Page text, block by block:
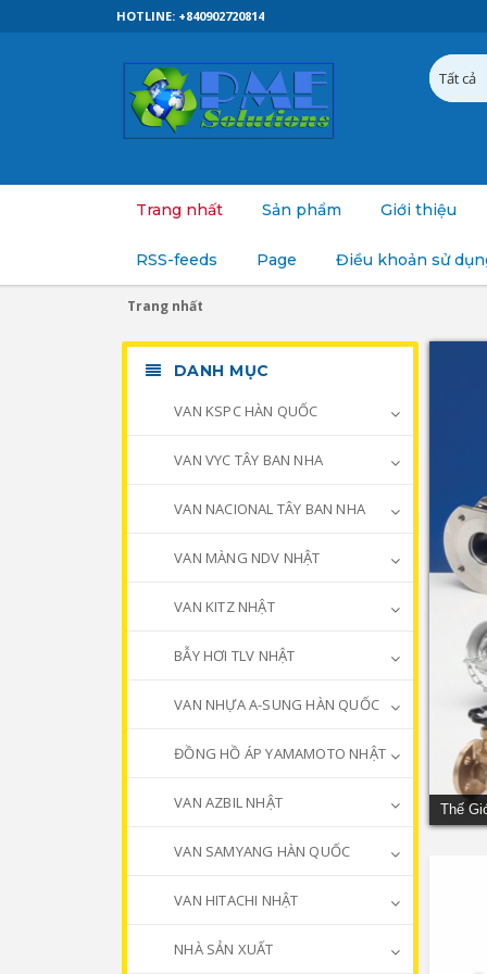
HOTLINE: +840902720814
Trang nhất Sản phẩm Giới thiệu
RSS-feeds Page Điều khoản sử
Trang nhất
Thế
DANH MỤC
VAN KSPC HÀN QUỐC
VAN VYC TÂY BAN NHA
VAN NACIONAL TÂY BAN NHA
VAN MÀNG NDV NHẬT
VAN KITZ NHẬT
BẪY HƠI TLV NHẬT
VAN NHỰA A-SUNG HÀN QUỐC
ĐỒNG HỒ ÁP YAMAMOTO NHẬT
VAN AZBIL NHẬT
VAN SAMYANG HÀN QUỐC
VAN HITACHI NHẬT
NHÀ SẢN XUẤT